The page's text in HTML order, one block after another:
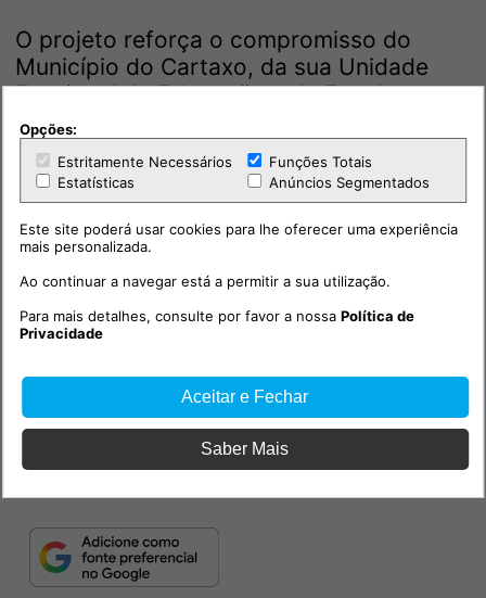
O projeto reforça o compromisso do
Município do Cartaxo, da sua Unidade
Funcional de Educação e da Escola
Secundária do Cartaxo com a inovação
educativa, a aprendizagem prática e a
preparação dos jovens para os desafios
das tecnologias e da mobilidade do
futuro.
Opções:
Estritamente Necessários
Funções Totais
Estatísticas
Anúncios Segmentados
Este site poderá usar cookies para lhe oferecer uma experiência
mais personalizada.
Ao continuar a navegar está a permitir a sua utilização.
Para mais detalhes, consulte por favor a nossaPolítica de
Privacidade
Aceitar e Fechar
Saber Mais